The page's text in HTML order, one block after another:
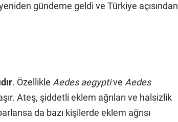
gündeme geldi ve Türkiye açısından
. Özellikle Aedes aegyptive Aedes
Ateş, şiddetli eklem ağrıları ve halsizlik
da bazı kişilerde eklem ağrısı